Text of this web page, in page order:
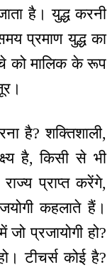
है। युद्ध करनी
प्रमाण युद्ध का
को मालिक के रूप
है? शक्तिशाली,
है, किसी से भी
प्राप्त करेंगे,
कहलाते हैं।
जो प्रजायोगी हो?
टीचर्स कोई है?